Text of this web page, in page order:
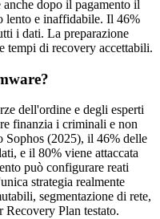
dopo il pagamento il
lento e inaffidabile. Il 46%
i dati. La preparazione
tempi di recovery accettabili.
dell'ordine e degli esperti
finanzia i criminali e non
Sophos (2025), il 46% delle
e il 80% viene attaccata
può configurare reati
strategia realmente
segmentazione di rete,
Recovery Plan testato.